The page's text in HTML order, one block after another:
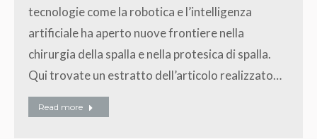
tecnologie come la robotica e l’intelligenza
artificiale ha aperto nuove frontiere nella
chirurgia della spalla e nella protesica di spalla.
Qui trovate un estratto dell’articolo realizzato…
Read more